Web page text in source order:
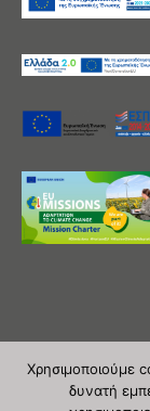
Χρησιμοποιούμε
δυνατή